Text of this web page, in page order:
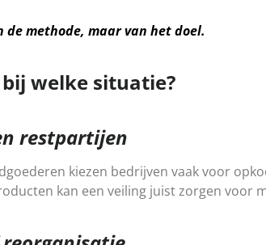
methode, maar van het doel.
welke situatie?
restpartijen
kiezen bedrijven vaak voor
kan een veiling juist zorgen voor